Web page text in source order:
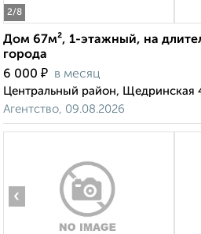
2/8
Дом 67м², 1-этажный, на
города
6 000 ₽ в месяц
Центральный район, Щедринская
Агентство, 09.08.2026
‹